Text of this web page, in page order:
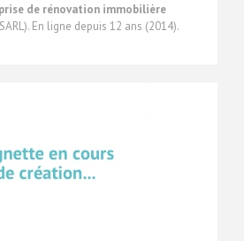
de rénovation immobilière
En ligne depuis 12 ans (2014).